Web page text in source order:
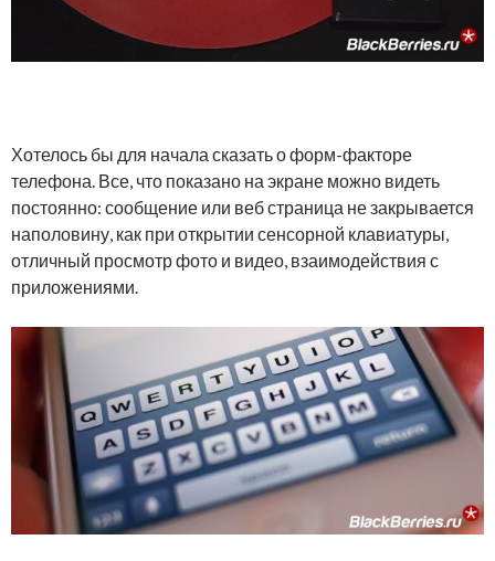
Хотелось бы для начала сказать о форм-факторе
телефона. Все, что показано на экране можно видеть
постоянно: сообщение или веб страница не закрывается
наполовину, как при открытии сенсорной клавиатуры,
отличный просмотр фото и видео, взаимодействия с
приложениями.